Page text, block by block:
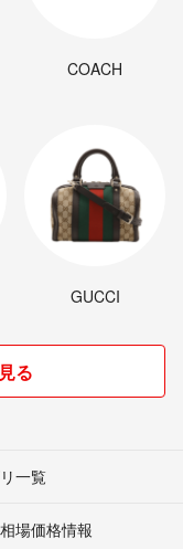
COACH
GUCCI
る
一覧
場価格情報